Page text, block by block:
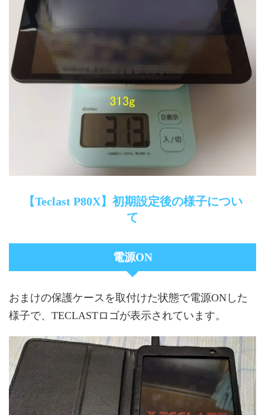
【Teclast P80X】初期設定後の様子につい
て
電源ON
おまけの保護ケースを取付けた状態で電源ONした
様子で、TECLASTロゴが表示されています。